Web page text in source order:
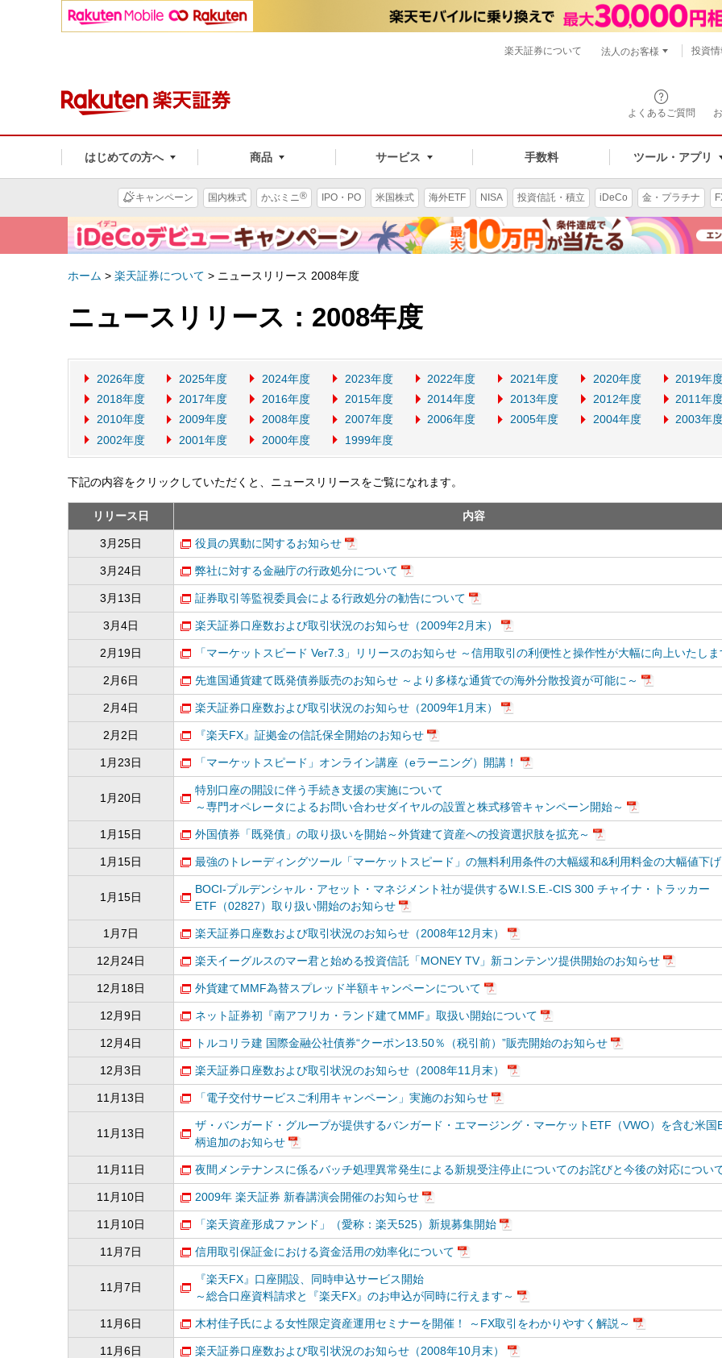
よくあるご質問
はじめての方へ 商品 サービス 手数料 ツール・アプリ
楽天証券について 法人のお客様 投資
キャンペーン 国内株式 かぶミニ® IPO・PO 米国株式 海外ETF NISA 投資信託・積立 iDeCo 金・プラチナ
ホーム > 楽天証券について > ニュースリリース 2008年度
ニュースリリース：2008年度
2026年度 2025年度 2024年度 2023年度 2022年度 2021年度 2020年度
2019年
2018年度
2017年度 2016年度 2015年度 2014年度 2013年度 2012年度
2011年
2010年度
2009年度 2008年度 2007年度 2006年度 2005年度 2004年度
2003年
2002年度
2001年度 2000年度 1999年度
下記の内容をクリックしていただくと、ニュースリリースをご覧になれます。
リリース日 内容
3月25日 役員の異動に関するお知らせ
3月24日 弊社に対する金融庁の行政処分について
3月13日 証券取引等監視委員会による行政処分の勧告について
3月4日 楽天証券口座数および取引状況のお知らせ（2009年2月末）
2月19日 「マーケットスピード Ver7.3」リリースのお知らせ ～信用取引の利便性と操作性が大幅に向上いたしま
2月6日 先進国通貨建て既発債券販売のお知らせ ～より多様な通貨での海外分散投資が可能に～
2月4日 楽天証券口座数および取引状況のお知らせ（2009年1月末）
2月2日 『楽天FX』証拠金の信託保全開始のお知らせ
1月23日 「マーケットスピード」オンライン講座（eラーニング）開講！
1月20日
特別口座の開設に伴う手続き支援の実施について
～専門オペレータによるお問い合わせダイヤルの設置と株式移管キャンペーン開始～
1月15日 外国債券「既発債」の取り扱いを開始～外貨建て資産への投資選択肢を拡充～
1月15日 最強のトレーディングツール「マーケットスピード」の無料利用条件の大幅緩和&利用料金の大幅値下
1月15日
BOCI-プルデンシャル・アセット・マネジメント社が提供するW.I.S.E.-CIS 300 チャイナ・トラッカー
ETF（02827）取り扱い開始のお知らせ
1月7日 楽天証券口座数および取引状況のお知らせ（2008年12月末）
12月24日 楽天イーグルスのマー君と始める投資信託「MONEY TV」新コンテンツ提供開始のお知らせ
12月18日 外貨建てMMF為替スプレッド半額キャンペーンについて
12月9日 ネット証券初『南アフリカ・ランド建てMMF』取扱い開始について
12月4日 トルコリラ建 国際金融公社債券“クーポン13.50％（税引前）”販売開始のお知らせ
12月3日 楽天証券口座数および取引状況のお知らせ（2008年11月末）
11月13日 「電子交付サービスご利用キャンペーン」実施のお知らせ
11月13日
ザ・バンガード・グループが提供するバンガード・エマージング・マーケットETF（VWO）を含む米国
柄追加のお知らせ
11月11日 夜間メンテナンスに係るバッチ処理異常発生による新規受注停止についてのお詫びと今後の対応につい
11月10日 2009年 楽天証券 新春講演会開催のお知らせ
11月10日 「楽天資産形成ファンド」（愛称：楽天525）新規募集開始
11月7日 信用取引保証金における資金活用の効率化について
11月7日
『楽天FX』口座開設、同時申込サービス開始
～総合口座資料請求と『楽天FX』のお申込が同時に行えます～
11月6日 木村佳子氏による女性限定資産運用セミナーを開催！ ～FX取引をわかりやすく解説～
11月6日 楽天証券口座数および取引状況のお知らせ（2008年10月末）